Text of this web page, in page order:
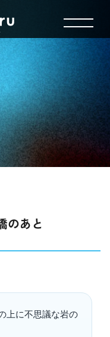
のあと
あと
て残した記憶。
上に不思議な岩の